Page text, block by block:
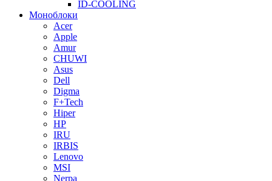
ID-COOLING
Моноблоки
Acer
Apple
Amur
CHUWI
Asus
Dell
Digma
F+Tech
Hiper
HP
IRU
IRBIS
Lenovo
MSI
Nerpa